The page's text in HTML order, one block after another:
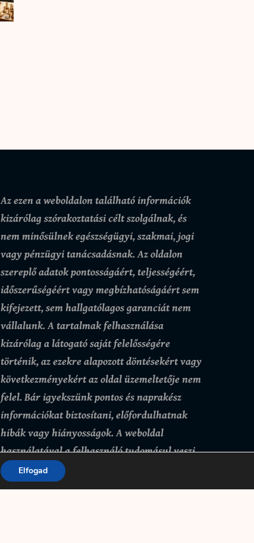
Az ezen a weboldalon található információk
kizárólag szórakoztatási célt szolgálnak, és
nem minősülnek egészségügyi, szakmai, jogi
vagy pénzügyi tanácsadásnak. Az oldalon
szereplő adatok pontosságáért, teljességéért,
időszerűségéért vagy megbízhatóságáért sem
kifejezett, sem hallgatólagos garanciát nem
vállalunk.A tartalmak felhasználása
kizárólag a látogató saját felelősségére
történik, az ezekre alapozott döntésekért vagy
következményekért az oldal üzemeltetője nem
felel. Bár igyekszünk pontos és naprakész
információkat biztosítani, előfordulhatnak
hibák vagy hiányosságok.A weboldal
használatával a felhasználó tudomásul veszi
és elfogadja, hogy az itt található tartalmak
kizárólag tájékoztató jellegűek.
Elfogad